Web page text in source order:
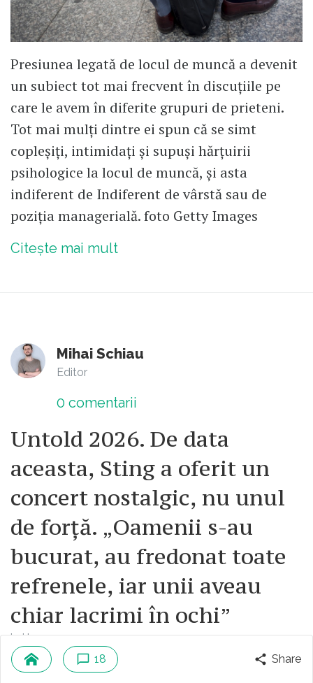
Presiunea legată de locul de muncă a devenit
un subiect tot mai frecvent în discuțiile pe
care le avem în diferite grupuri de prieteni.
Tot mai mulți dintre ei spun că se simt
copleșiți, intimidați și supuși hărțuirii
psihologice la locul de muncă, și asta
indiferent de Indiferent de vârstă sau de
poziția managerială. foto Getty Images
Citește mai mult
Mihai Schiau
Editor
0 comentarii
Untold 2026. De data
aceasta, Sting a oferit un
concert nostalgic, nu unul
de forță. „Oamenii s-au
bucurat, au fredonat toate
refrenele, iar unii aveau
chiar lacrimi în ochi”
ieri la ora 10
18
Share